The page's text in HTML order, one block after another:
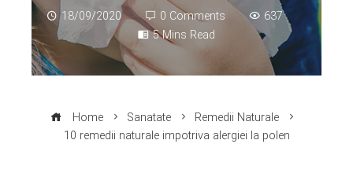
18/09/2020 0 Comments
637
5 Mins Read
Home Sanatate
Remedii Naturale
10 remedii naturale impotriva alergiei la polen